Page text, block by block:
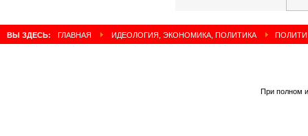
ВЫ ЗДЕСЬ: ГЛАВНАЯ ИДЕОЛОГИЯ, ЭКОНОМИКА, ПОЛИТИКА
При полном